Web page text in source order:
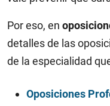
Por eso, en
detalles de las
de la especialidad
Oposiciones